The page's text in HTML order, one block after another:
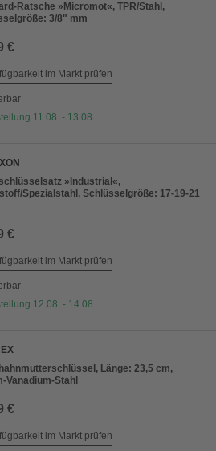
Ratsche »Micromot«, TPR/Stahl,
3/8" mm
€
im Markt prüfen
11.08. - 13.08.
»Industrial«,
Spezialstahl, Schlüsselgröße: 17-19-21
€
im Markt prüfen
12.08. - 14.08.
Länge: 23,5 cm,
Vanadium-Stahl
€
im Markt prüfen